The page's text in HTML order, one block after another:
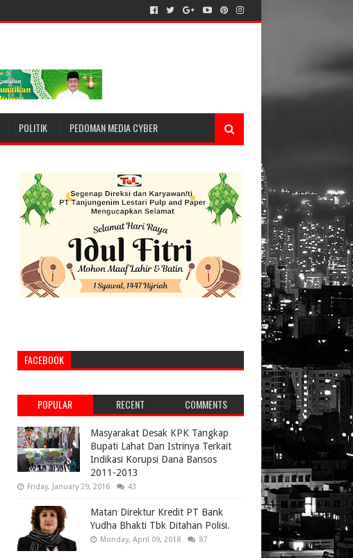
POLITIK PEDOMAN MEDIA CYBER
FACEBOOK
POPULAR RECENT COMMENTS
Masyarakat Desak KPK Tangkap
Bupati Lahat Dan Istrinya Terkait
Indikasi Korupsi Dana Bansos
2011-2013
Friday, January 29, 2016 43
Matan Direktur Kredit PT Bank
Yudha Bhakti Tbk Ditahan Polisi.
Monday, April 09, 2018 87